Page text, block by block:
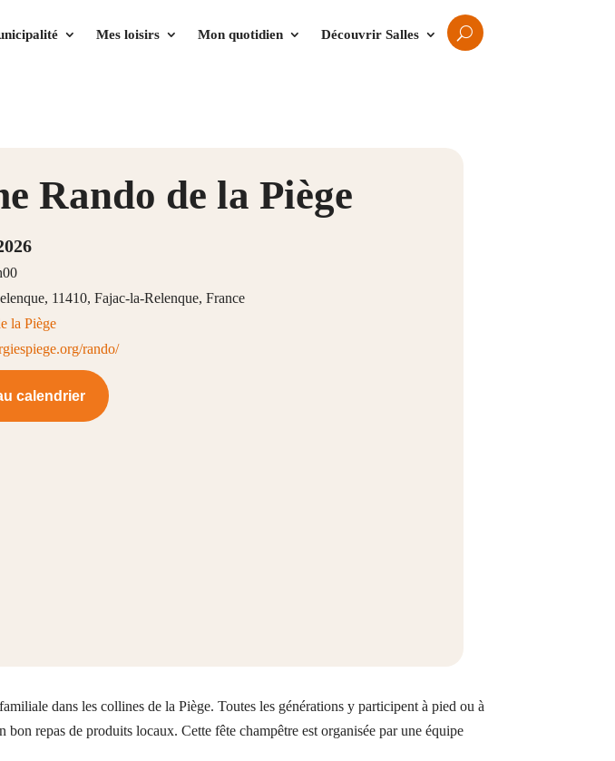
Mes loisirs Mon quotidien Découvrir Salles
Rando de la Piège
11410, Fajac-la-Relenque, France
la Piège
rando/
calendrier
dans les collines de la Piège. Toutes les générations y participent à pied ou à
repas de produits locaux. Cette fête champêtre est organisée par une équipe